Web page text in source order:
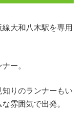
大和八木駅を専用
ー。
りのランナーもい
雰囲気で出発。